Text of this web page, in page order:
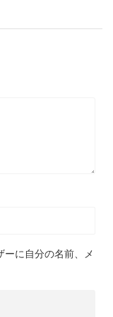
ーに自分の名前、メ